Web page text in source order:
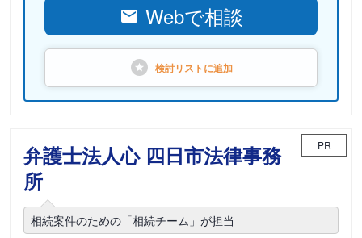
Webで相談
検討リストに追加
弁護士法人心 四日市法律事務
所
PR
相続案件のための「相続チーム」が担当